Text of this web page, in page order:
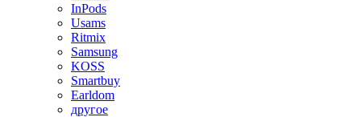
InPods
Usams
Ritmix
Samsung
KOSS
Smartbuy
Earldom
другое